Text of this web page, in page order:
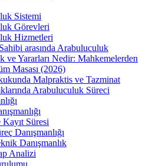
Sistemi
Görevleri
Hizmetleri
arasında Arabuluculuk
ve Yararları Nedir: Mahkemelerden
Masası (2026)
Malpraktis ve Tazminat
Arabuluculuk Süreci
Süresi
Danışmanlığı
Danışmanlık
Analizi